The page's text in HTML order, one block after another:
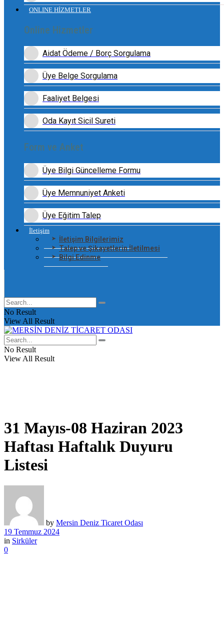
ONLINE HİZMETLER
Online Hizmetler
Aidat Ödeme / Borç Sorgulama
Üye Belge Sorgulama
Faaliyet Belgesi
Oda Kayıt Sicil Sureti
Form ve Anket
Üye Bilgi Güncelleme Formu
Üye Memnuniyet Anketi
Üye Eğitim Talep
İletişim
İletişim Bilgilerimiz
Talep ve Şikayetlerin İletilmesi
Bilgi Edinme
No Result
View All Result
No Result
View All Result
31 Mayıs-08 Haziran 2023
Haftası Haftalık Duyuru
Listesi
by Mersin Deniz Ticaret Odası
19 Temmuz 2024
in Sirküler
0